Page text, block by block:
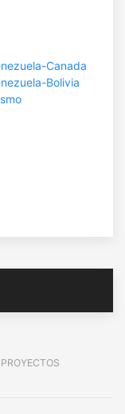
Canada
Bolivia
PROYECTOS